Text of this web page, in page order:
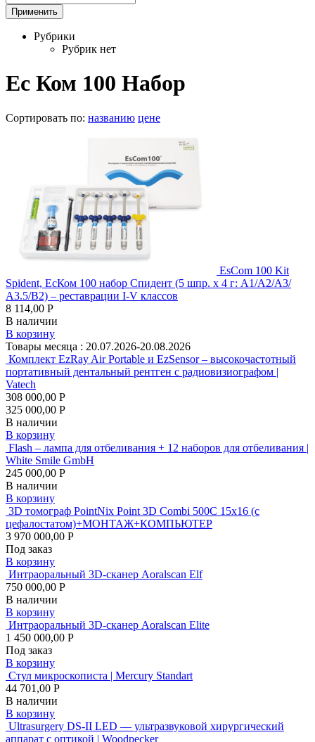
Применить
Рубрики
Рубрик нет
Ес Ком 100 Набор
Сортировать по: названию цене
EsCom 100 Kit
Spident, ЕсКом 100 набор Спидент (5 шпр. х 4 г: А1/А2/А3/
А3.5/B2) – реставрации I-V классов
8 114,00 Р
В наличии
В корзину
Товары месяца : 20.07.2026-20.08.2026
Комплект EzRay Air Portable и EzSensor – высокочастотный
портативный дентальный рентген с радиовизиографом |
Vatech
308 000,00 Р
325 000,00 Р
В наличии
В корзину
Flash – лампа для отбеливания + 12 наборов для отбеливания |
White Smile GmbH
245 000,00 Р
В наличии
В корзину
3D томограф PointNix Point 3D Combi 500C 15х16 (с
цефалостатом)+МОНТАЖ+КОМПЬЮТЕР
3 970 000,00 Р
Под заказ
В корзину
Интраоральный 3D-сканер Aoralscan Elf
750 000,00 Р
В наличии
В корзину
Интраоральный 3D-сканер Aoralscan Elite
1 450 000,00 Р
Под заказ
В корзину
Стул микроскописта | Mercury Standart
44 701,00 Р
В наличии
В корзину
Ultrasurgery DS-II LED — ультразвуковой хирургический
аппарат с оптикой | Woodpecker